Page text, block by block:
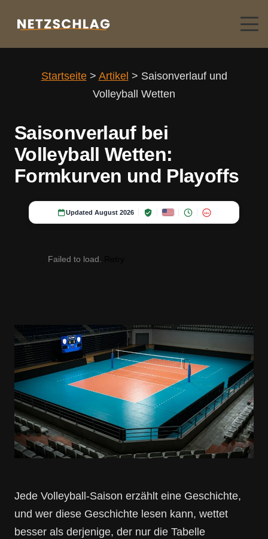
Startseite > Artikel > Saisonverlauf und
Volleyball Wetten
Saisonverlauf bei
Volleyball Wetten:
Formkurven und Playoffs
Updated August 2026 18+
Failed to load.
Jede Volleyball-Saison erzählt eine Geschichte,
und wer diese Geschichte lesen kann, wettet
besser als derjenige, der nur die Tabelle